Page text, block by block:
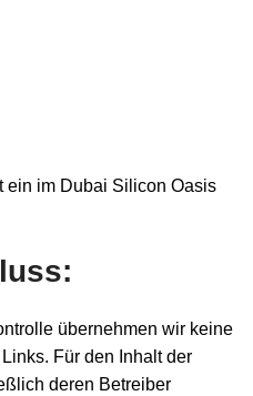
ein im Dubai Silicon Oasis
übernehmen wir keine
Für den Inhalt der
deren Betreiber